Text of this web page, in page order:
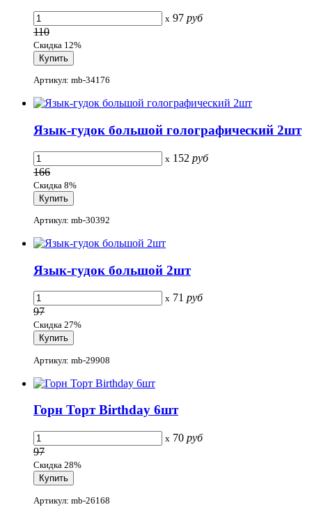
x 97 руб
110
Скидка 12%
Артикул: mb-34176
Язык-гудок большой голографический 2шт
x 152 руб
166
Скидка 8%
Артикул: mb-30392
Язык-гудок большой 2шт
x 71 руб
97
Скидка 27%
Артикул: mb-29908
Горн Торт Birthday 6шт
x 70 руб
97
Скидка 28%
Артикул: mb-26168